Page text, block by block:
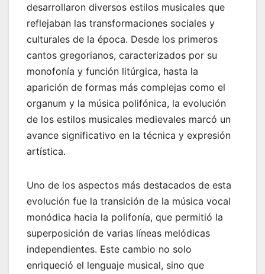
desarrollaron diversos estilos musicales que
reflejaban las transformaciones sociales y
culturales de la época. Desde los primeros
cantos gregorianos, caracterizados por su
monofonía y función litúrgica, hasta la
aparición de formas más complejas como el
organum y la música polifónica, la evolución
de los estilos musicales medievales marcó un
avance significativo en la técnica y expresión
artística.
Uno de los aspectos más destacados de esta
evolución fue la transición de la música vocal
monódica hacia la polifonía, que permitió la
superposición de varias líneas melódicas
independientes. Este cambio no solo
enriqueció el lenguaje musical, sino que